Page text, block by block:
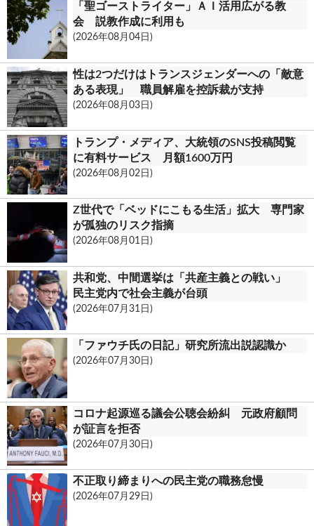
.
m
「聖ゴーストライター」ＡＩ活用広がる教
会 説教作成に利用も
(2026年08月04日)
性は2つだけはトランスジェンダーへの「敵意
ある表現」 職員解雇を控訴裁が支持
(2026年08月03日)
トランプ・メディア、大統領のSNS投稿閲覧
に有料サービス 月額1600万円
(2026年08月02日)
Z世代で「ベッドにこもる生活」拡大 専門家
が孤独のリスク指摘
(2026年08月01日)
共和党、中間選挙は「共産主義との戦い」
民主党内で社会主義が台頭
(2026年07月31日)
「ファウチ氏の日記」研究所流出説認識か
(2026年07月30日)
コロナ起源巡る議会公聴会紛糾 元政府顧問
が証言を拒否
(2026年07月30日)
不正取り締まりへの民主党の職務怠慢
(2026年07月29日)